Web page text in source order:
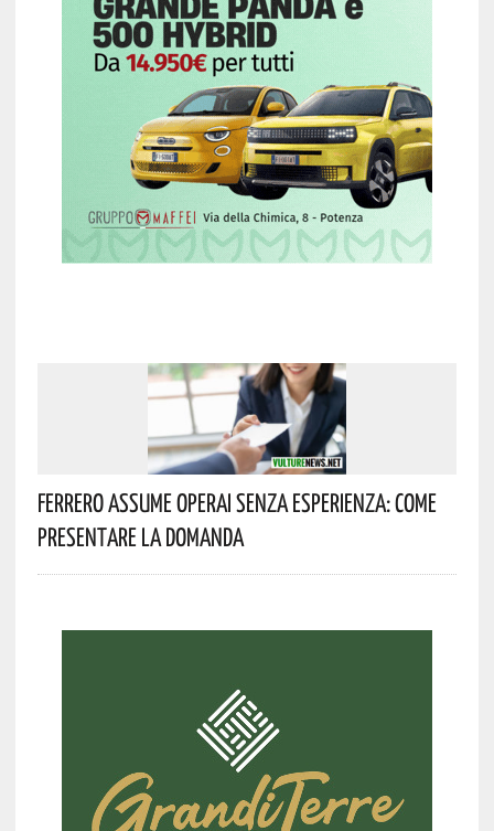
Ferrero Assume Operai Senza Esperienza: Come
Presentare La Domanda